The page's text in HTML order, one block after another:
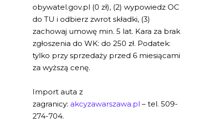
obywatel.gov.pl (0 zł), (2) wypowiedz OC
do TU i odbierz zwrot składki, (3)
zachowaj umowę min. 5 lat. Kara za brak
zgłoszenia do WK: do 250 zł. Podatek:
tylko przy sprzedaży przed 6 miesiącami
za wyższą cenę.
Import auta z
zagranicy: akcyzawarszawa.pl – tel. 509-
274-704.